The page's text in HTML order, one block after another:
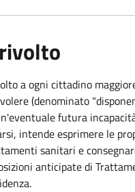
a ogni cittadino
(denominato
futura
intende esprimere le
sanitari e
anticipate di